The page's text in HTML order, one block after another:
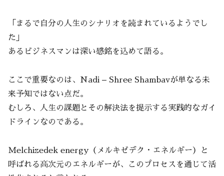
「まるで自分の人生のシナリオを読まれているようでし
た」
あるビジネスマンは深い感銘を込めて語る。
ここで重要なのは、Nadi – Shree Shambavが単なる未
来予知ではない点だ。
むしろ、人生の課題とその解決法を提示する実践的なガイ
ドラインなのである。
Melchizedek energy（メルキゼデク・エネルギー）と
呼ばれる高次元のエネルギーが、このプロセスを通じて活